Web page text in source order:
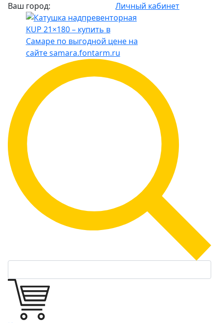
Ваш город: Личный кабинет